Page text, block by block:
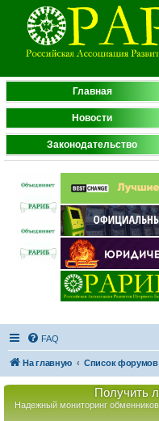
Главная
Новости
Законодательство
FAQ
На главную Список форумов
Получить
Надежный мониторинг обменников